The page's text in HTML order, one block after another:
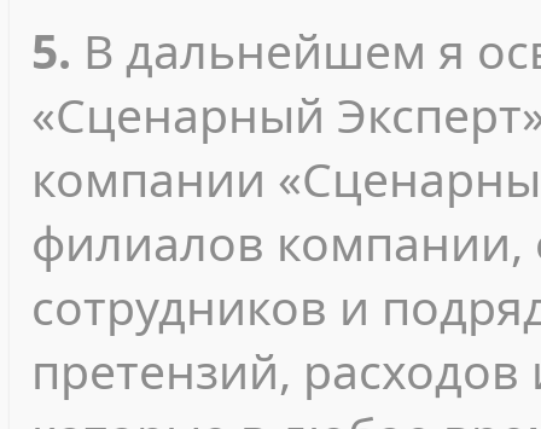
5. В дальнейшем я
«Сценарный
компании
филиалов компании,
сотрудников и
претензий, расходов